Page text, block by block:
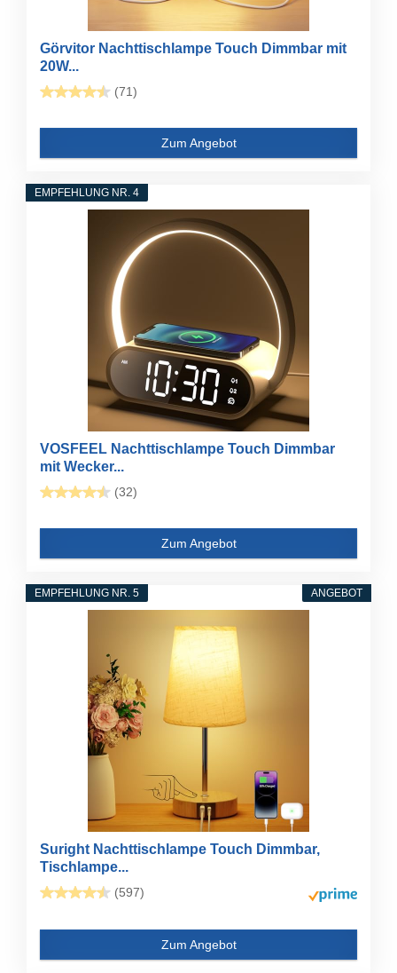
Görvitor Nachttischlampe Touch Dimmbar mit
20W...
(71)
Zum Angebot
EMPFEHLUNG NR. 4
VOSFEEL Nachttischlampe Touch Dimmbar
mit Wecker...
(32)
Zum Angebot
ANGEBOT
EMPFEHLUNG NR. 5
Suright Nachttischlampe Touch Dimmbar,
Tischlampe...
(597)
Zum Angebot